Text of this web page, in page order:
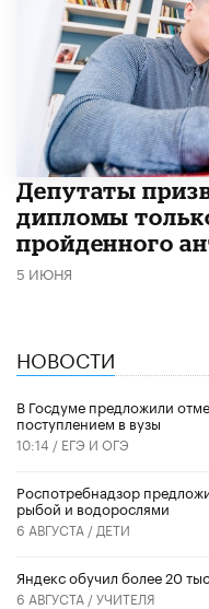
Депутаты
дипломы
пройденного
5 ИЮНЯ
НОВОСТИ
В Госдуме предложили
поступлением в вузы
10:14 / ЕГЭ И ОГЭ
Роспотребнадзор
рыбой и водорослями
6 АВГУСТА / ДЕТИ
​Яндекс обучил более 20
6 АВГУСТА /УЧИТЕЛЯ